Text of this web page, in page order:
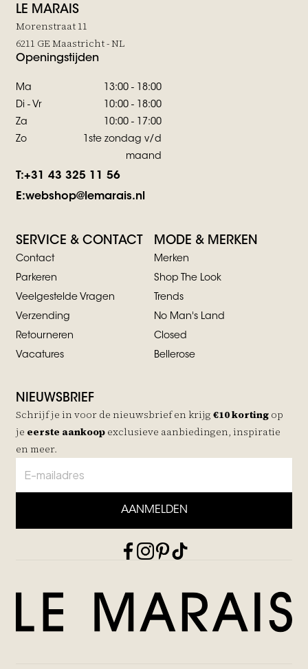
LE MARAIS
Morenstraat 11
6211 GE Maastricht - NL
Openingstijden
Ma
13:00 - 18:00
Di - Vr
10:00 - 18:00
Za
10:00 - 17:00
Zo
1ste zondag v/d
maand
T:+31 43 325 11 56
E:webshop@lemarais.nl
SERVICE & CONTACT
Contact
Parkeren
Veelgestelde Vragen
Verzending
Retourneren
Vacatures
MODE & MERKEN
Merken
Shop The Look
Trends
No Man's Land
Closed
Bellerose
NIEUWSBRIEF
Schrijf je in voor de nieuwsbrief en krijg €10 korting op
je eerste aankoop exclusieve aanbiedingen, inspiratie
en meer.
AANMELDEN